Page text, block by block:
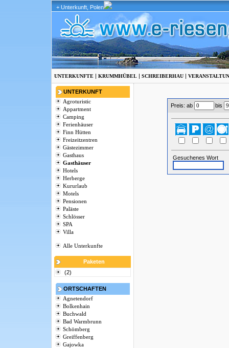
+ Unterkunft, Polen
UNTERKUNFTE | KRUMMHÜBEL | SCHREIBERHAU |
UNTERKUNFT
Agroturistic
Appartment
Camping
Ferienhäuser
Finn Hütten
Freizeitzentren
Gästezimmer
Gasthaus
Gasthäuser
Hotels
Herberge
Kururlaub
Motels
Pensionen
Paläste
Schlösser
SPA
Villa
Alle Unterkunfte
Paketen
(2)
ORTSCHAFTEN
Agnetendorf
Bolkenhain
Buchwald
Bad Warmbrunn
Schömberg
Greiffenberg
Gajowka
Preis: ab bis
Gesuchenes Wort